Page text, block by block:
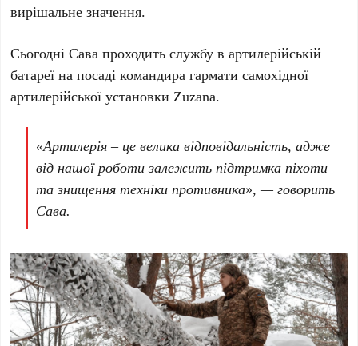
вирішальне значення.
Сьогодні Сава проходить службу в артилерійській
батареї на посаді командира гармати самохідної
артилерійської установки Zuzana.
«Артилерія – це велика відповідальність, адже
від нашої роботи залежить підтримка піхоти
та знищення техніки противника», — говорить
Сава.